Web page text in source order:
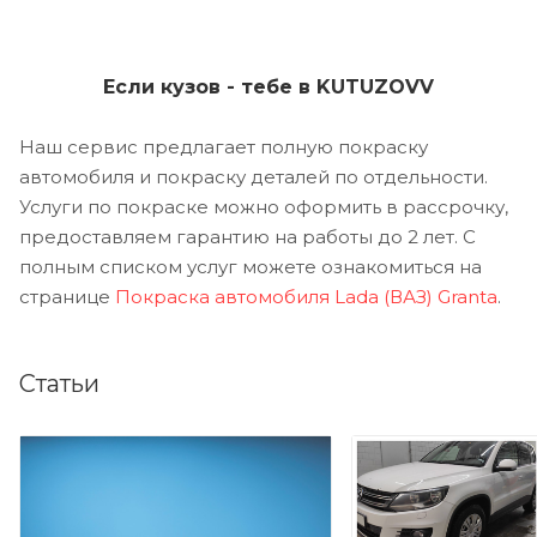
Если кузов - тебе в KUTUZOVV
Наш сервис предлагает полную покраску
автомобиля и покраску деталей по отдельности.
Услуги по покраске можно оформить в рассрочку,
предоставляем гарантию на работы до 2 лет. С
полным списком услуг можете ознакомиться на
странице Покраска автомобиля Lada (ВАЗ) Granta.
Статьи